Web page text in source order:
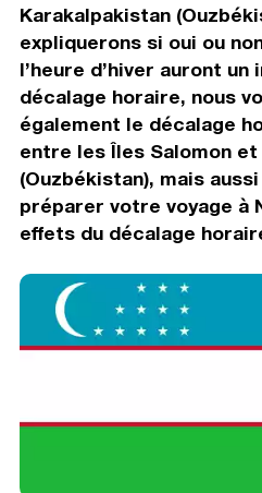
Karakalpakistan
expliquerons si oui ou
l’heure d’hiver auront
décalage horaire, nous
également le décalage
entre les Îles Salomon
(Ouzbékistan), mais
préparer votre voyage à
effets du décalage